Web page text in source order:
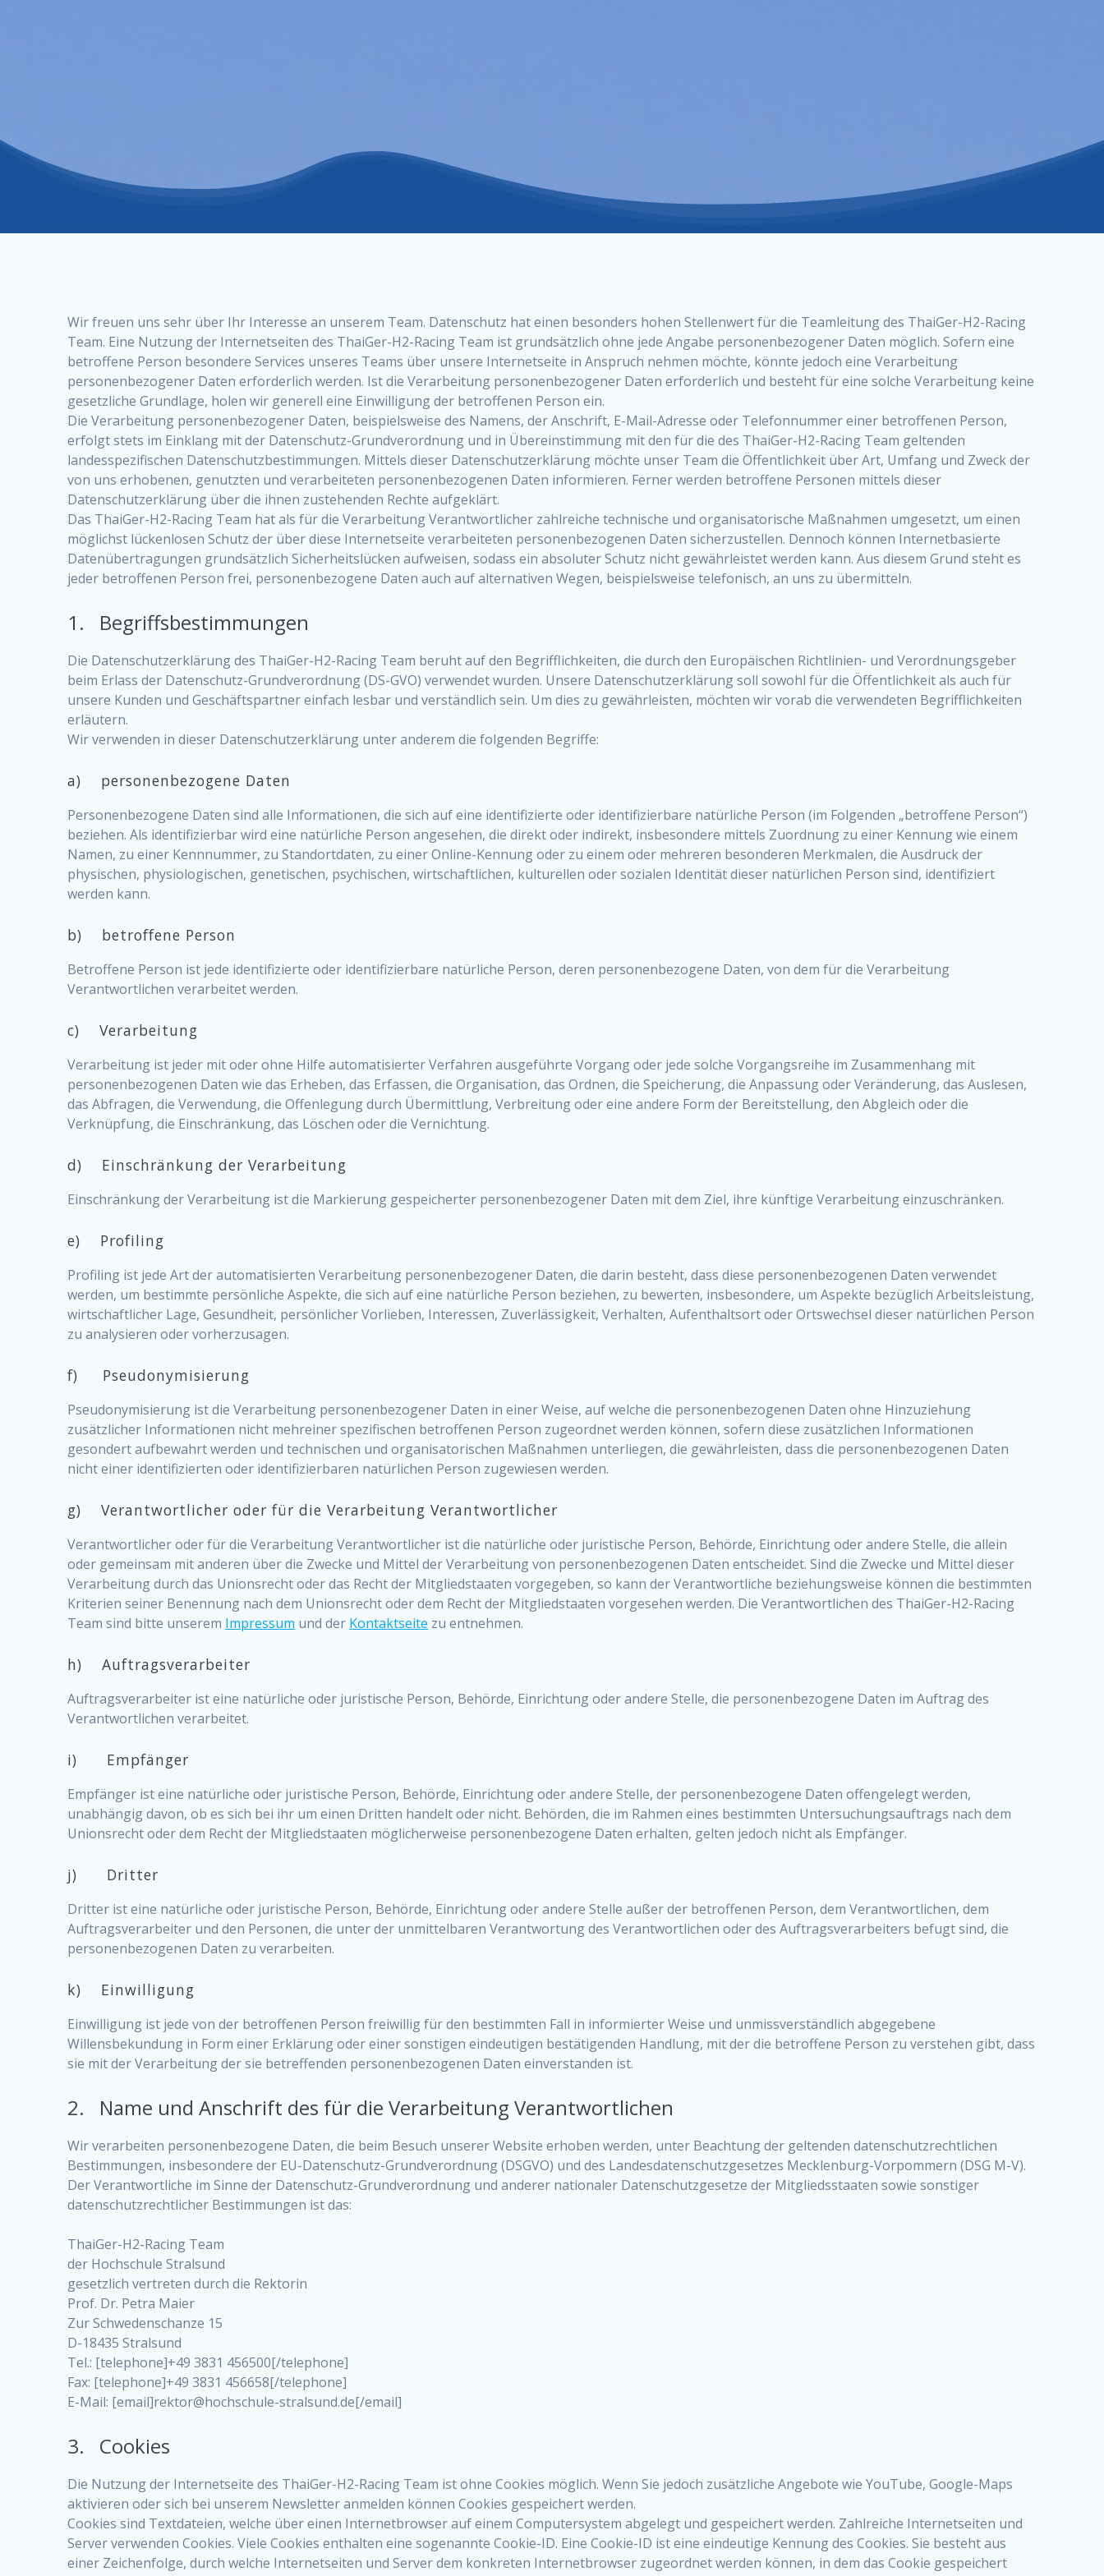
Wir freuen uns sehr über Ihr Interesse an unserem Team. Datenschutz hat einen besonders hohen Stellenwert für die Teamleitung des ThaiGer-H2-Racing
Team. Eine Nutzung der Internetseiten des ThaiGer-H2-Racing Team ist grundsätzlich ohne jede Angabe personenbezogener Daten möglich. Sofern eine
betroffene Person besondere Services unseres Teams über unsere Internetseite in Anspruch nehmen möchte, könnte jedoch eine Verarbeitung
personenbezogener Daten erforderlich werden. Ist die Verarbeitung personenbezogener Daten erforderlich und besteht für eine solche Verarbeitung keine
gesetzliche Grundlage, holen wir generell eine Einwilligung der betroffenen Person ein.
Die Verarbeitung personenbezogener Daten, beispielsweise des Namens, der Anschrift, E-Mail-Adresse oder Telefonnummer einer betroffenen Person,
erfolgt stets im Einklang mit der Datenschutz-Grundverordnung und in Übereinstimmung mit den für die des ThaiGer-H2-Racing Team geltenden
landesspezifischen Datenschutzbestimmungen. Mittels dieser Datenschutzerklärung möchte unser Team die Öffentlichkeit über Art, Umfang und Zweck der
von uns erhobenen, genutzten und verarbeiteten personenbezogenen Daten informieren. Ferner werden betroffene Personen mittels dieser
Datenschutzerklärung über die ihnen zustehenden Rechte aufgeklärt.
Das ThaiGer-H2-Racing Team hat als für die Verarbeitung Verantwortlicher zahlreiche technische und organisatorische Maßnahmen umgesetzt, um einen
möglichst lückenlosen Schutz der über diese Internetseite verarbeiteten personenbezogenen Daten sicherzustellen. Dennoch können Internetbasierte
Datenübertragungen grundsätzlich Sicherheitslücken aufweisen, sodass ein absoluter Schutz nicht gewährleistet werden kann. Aus diesem Grund steht es
jeder betroffenen Person frei, personenbezogene Daten auch auf alternativen Wegen, beispielsweise telefonisch, an uns zu übermitteln.
1. Begriffsbestimmungen
Die Datenschutzerklärung des ThaiGer-H2-Racing Team beruht auf den Begrifflichkeiten, die durch den Europäischen Richtlinien- und Verordnungsgeber
beim Erlass der Datenschutz-Grundverordnung (DS-GVO) verwendet wurden. Unsere Datenschutzerklärung soll sowohl für die Öffentlichkeit als auch für
unsere Kunden und Geschäftspartner einfach lesbar und verständlich sein. Um dies zu gewährleisten, möchten wir vorab die verwendeten Begrifflichkeiten
erläutern.
Wir verwenden in dieser Datenschutzerklärung unter anderem die folgenden Begriffe:
a) personenbezogene Daten
Personenbezogene Daten sind alle Informationen, die sich auf eine identifizierte oder identifizierbare natürliche Person (im Folgenden „betroffene Person“)
beziehen. Als identifizierbar wird eine natürliche Person angesehen, die direkt oder indirekt, insbesondere mittels Zuordnung zu einer Kennung wie einem
Namen, zu einer Kennnummer, zu Standortdaten, zu einer Online-Kennung oder zu einem oder mehreren besonderen Merkmalen, die Ausdruck der
physischen, physiologischen, genetischen, psychischen, wirtschaftlichen, kulturellen oder sozialen Identität dieser natürlichen Person sind, identifiziert
werden kann.
b) betroffene Person
Betroffene Person ist jede identifizierte oder identifizierbare natürliche Person, deren personenbezogene Daten, von dem für die Verarbeitung
Verantwortlichen verarbeitet werden.
c) Verarbeitung
Verarbeitung ist jeder mit oder ohne Hilfe automatisierter Verfahren ausgeführte Vorgang oder jede solche Vorgangsreihe im Zusammenhang mit
personenbezogenen Daten wie das Erheben, das Erfassen, die Organisation, das Ordnen, die Speicherung, die Anpassung oder Veränderung, das Auslesen,
das Abfragen, die Verwendung, die Offenlegung durch Übermittlung, Verbreitung oder eine andere Form der Bereitstellung, den Abgleich oder die
Verknüpfung, die Einschränkung, das Löschen oder die Vernichtung.
d) Einschränkung der Verarbeitung
Einschränkung der Verarbeitung ist die Markierung gespeicherter personenbezogener Daten mit dem Ziel, ihre künftige Verarbeitung einzuschränken.
e) Profiling
Profiling ist jede Art der automatisierten Verarbeitung personenbezogener Daten, die darin besteht, dass diese personenbezogenen Daten verwendet
werden, um bestimmte persönliche Aspekte, die sich auf eine natürliche Person beziehen, zu bewerten, insbesondere, um Aspekte bezüglich Arbeitsleistung,
wirtschaftlicher Lage, Gesundheit, persönlicher Vorlieben, Interessen, Zuverlässigkeit, Verhalten, Aufenthaltsort oder Ortswechsel dieser natürlichen Person
zu analysieren oder vorherzusagen.
f) Pseudonymisierung
Pseudonymisierung ist die Verarbeitung personenbezogener Daten in einer Weise, auf welche die personenbezogenen Daten ohne Hinzuziehung
zusätzlicher Informationen nicht mehreiner spezifischen betroffenen Person zugeordnet werden können, sofern diese zusätzlichen Informationen
gesondert aufbewahrt werden und technischen und organisatorischen Maßnahmen unterliegen, die gewährleisten, dass die personenbezogenen Daten
nicht einer identifizierten oder identifizierbaren natürlichen Person zugewiesen werden.
g) Verantwortlicher oder für die Verarbeitung Verantwortlicher
Verantwortlicher oder für die Verarbeitung Verantwortlicher ist die natürliche oder juristische Person, Behörde, Einrichtung oder andere Stelle, die allein
oder gemeinsam mit anderen über die Zwecke und Mittel der Verarbeitung von personenbezogenen Daten entscheidet. Sind die Zwecke und Mittel dieser
Verarbeitung durch das Unionsrecht oder das Recht der Mitgliedstaaten vorgegeben, so kann der Verantwortliche beziehungsweise können die bestimmten
Kriterien seiner Benennung nach dem Unionsrecht oder dem Recht der Mitgliedstaaten vorgesehen werden. Die Verantwortlichen des ThaiGer-H2-Racing
Team sind bitte unserem Impressum und der Kontaktseite zu entnehmen.
h) Auftragsverarbeiter
Auftragsverarbeiter ist eine natürliche oder juristische Person, Behörde, Einrichtung oder andere Stelle, die personenbezogene Daten im Auftrag des
Verantwortlichen verarbeitet.
i) Empfänger
Empfänger ist eine natürliche oder juristische Person, Behörde, Einrichtung oder andere Stelle, der personenbezogene Daten offengelegt werden,
unabhängig davon, ob es sich bei ihr um einen Dritten handelt oder nicht. Behörden, die im Rahmen eines bestimmten Untersuchungsauftrags nach dem
Unionsrecht oder dem Recht der Mitgliedstaaten möglicherweise personenbezogene Daten erhalten, gelten jedoch nicht als Empfänger.
j) Dritter
Dritter ist eine natürliche oder juristische Person, Behörde, Einrichtung oder andere Stelle außer der betroffenen Person, dem Verantwortlichen, dem
Auftragsverarbeiter und den Personen, die unter der unmittelbaren Verantwortung des Verantwortlichen oder des Auftragsverarbeiters befugt sind, die
personenbezogenen Daten zu verarbeiten.
k) Einwilligung
Einwilligung ist jede von der betroffenen Person freiwillig für den bestimmten Fall in informierter Weise und unmissverständlich abgegebene
Willensbekundung in Form einer Erklärung oder einer sonstigen eindeutigen bestätigenden Handlung, mit der die betroffene Person zu verstehen gibt, dass
sie mit der Verarbeitung der sie betreffenden personenbezogenen Daten einverstanden ist.
2. Name und Anschrift des für die Verarbeitung Verantwortlichen
Wir verarbeiten personenbezogene Daten, die beim Besuch unserer Website erhoben werden, unter Beachtung der geltenden datenschutzrechtlichen
Bestimmungen, insbesondere der EU-Datenschutz-Grundverordnung (DSGVO) und des Landesdatenschutzgesetzes Mecklenburg-Vorpommern (DSG M-V).
Der Verantwortliche im Sinne der Datenschutz-Grundverordnung und anderer nationaler Datenschutzgesetze der Mitgliedsstaaten sowie sonstiger
datenschutzrechtlicher Bestimmungen ist das:
ThaiGer-H2-Racing Team
der Hochschule Stralsund
gesetzlich vertreten durch die Rektorin
Prof. Dr. Petra Maier
Zur Schwedenschanze 15
D-18435 Stralsund
Tel.: [telephone]+49 3831 456500[/telephone]
Fax: [telephone]+49 3831 456658[/telephone]
E-Mail: [email]rektor@hochschule-stralsund.de[/email]
3. Cookies
Die Nutzung der Internetseite des ThaiGer-H2-Racing Team ist ohne Cookies möglich. Wenn Sie jedoch zusätzliche Angebote wie YouTube, Google-Maps
aktivieren oder sich bei unserem Newsletter anmelden können Cookies gespeichert werden.
Cookies sind Textdateien, welche über einen Internetbrowser auf einem Computersystem abgelegt und gespeichert werden. Zahlreiche Internetseiten und
Server verwenden Cookies. Viele Cookies enthalten eine sogenannte Cookie-ID. Eine Cookie-ID ist eine eindeutige Kennung des Cookies. Sie besteht aus
einer Zeichenfolge, durch welche Internetseiten und Server dem konkreten Internetbrowser zugeordnet werden können, in dem das Cookie gespeichert